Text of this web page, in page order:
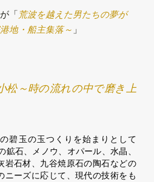
「 荒波を越えた男たちの夢が
地・船主集落～ 」
松～時の流れの中で磨き上
碧玉の玉つくりを始まりとして
鉱石、メノウ、オパール、水晶、
岩石材、九谷焼原石の陶石などの
ニーズに応じて、現代の技術をも